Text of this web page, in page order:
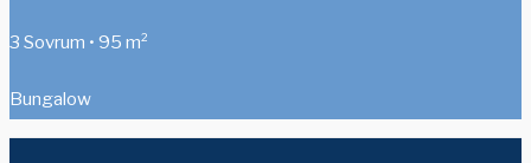
3 Sovrum • 95 m²
Bungalow